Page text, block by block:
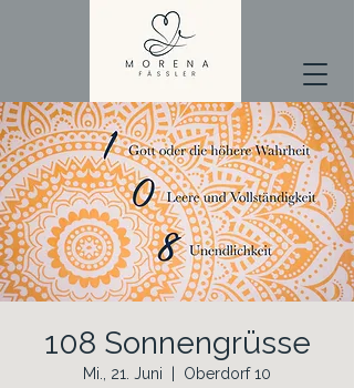
108 Sonnengrüsse
Mi., 21. Juni Oberdorf 10